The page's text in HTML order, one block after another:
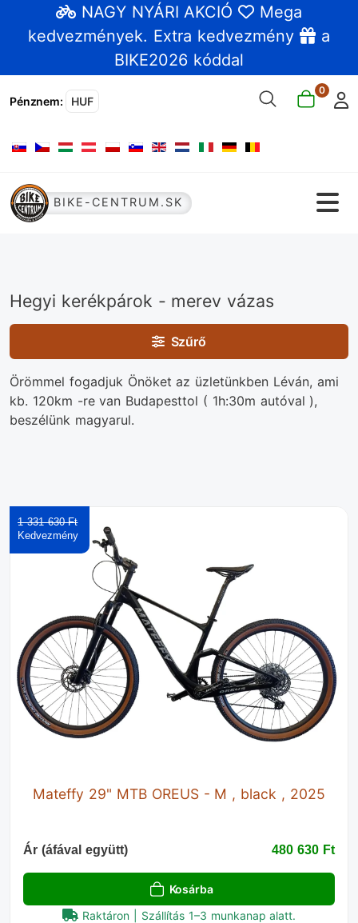
NAGY NYÁRI AKCIÓ
Mega
kedvezmények. Extra kedvezmény
a
BIKE2026 kóddal
Pénznem: HUF
0
Válasszon nyelvet
BIKE-CENTRUM.SK
Hegyi kerékpárok - merev vázas
Szűrő
Örömmel fogadjuk Önöket az üzletünkben Léván, ami
kb. 120km -re van Budapesttol ( 1h:30m autóval ),
beszélünk magyarul.
Mateffy 29" MTB OREUS - M , black , 2025
1 331 630 Ft‎
Ár (áfával együtt) 480 630 Ft‎
Kosárba
Raktáron | Szállítás 1–3 munkanap alatt.